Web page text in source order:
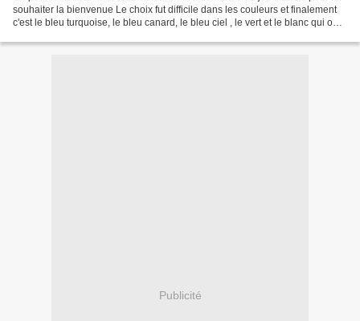
souhaiter la bienvenue Le choix fut difficile dans les couleurs et finalement
c'est le bleu turquoise, le bleu canard, le bleu ciel , le vert et le blanc qui ont
Publicité